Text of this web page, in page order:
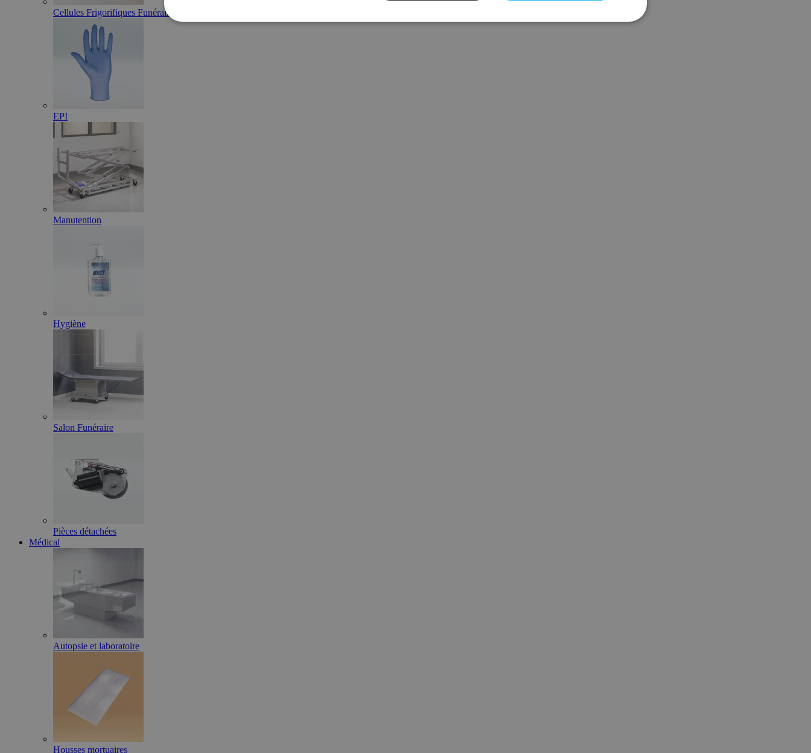
Cellules Frigorifiques Funéraires
EPI
Manutention
Hygiène
Salon Funéraire
Pièces détachées
Médical
Autopsie et laboratoire
Housses mortuaires